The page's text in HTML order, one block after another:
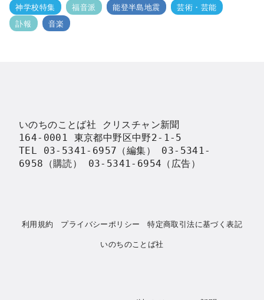
神学校特集
福音派 能登半島地震
芸術・芸能
訃報
音楽
いのちのことば社 クリスチャン新聞
164-0001 東京都中野区中野2-1-5
TEL 03-5341-6957（編集） 03-5341-
6958（購読） 03-5341-6954（広告）
利用規約 プライバシーポリシー
特定商取引法に基づく表記
いのちのことば社